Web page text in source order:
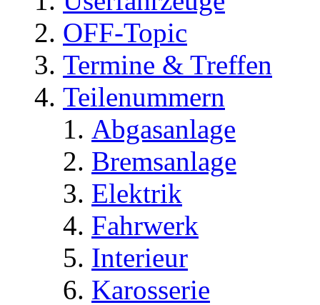
OFF-Topic
Termine & Treffen
Teilenummern
Abgasanlage
Bremsanlage
Elektrik
Fahrwerk
Interieur
Karosserie